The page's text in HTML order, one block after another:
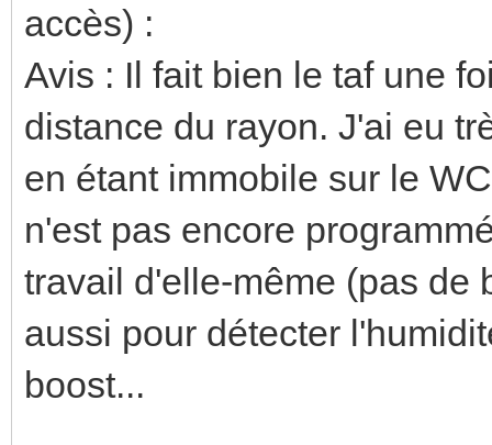
accès) :
Avis : Il fait bien le taf une
distance du rayon. J'ai eu
en étant immobile sur le
n'est pas encore
travail d'elle-même (pas de
aussi pour détecter
boost...